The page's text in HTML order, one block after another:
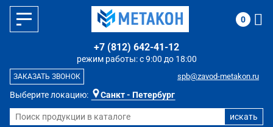
Выберите локацию: Санкт - Петербург
режим работы: с 9:00 до 18:00
+7 (812) 642-41-12
spb@zavod-metakon.ru
ЗАКАЗАТЬ ЗВОНОК
0